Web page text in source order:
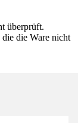
überprüft.
die Ware nicht